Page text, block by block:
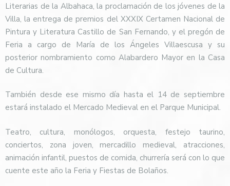
Literarias de la Albahaca, la proclamación de los jóvenes de la
Villa, la entrega de premios del XXXIX Certamen Nacional de
Pintura y Literatura Castillo de San Fernando, y el pregón de
Feria a cargo de María de los Ángeles Villaescusa y su
posterior nombramiento como Alabardero Mayor en la Casa
de Cultura.
También desde ese mismo día hasta el 14 de septiembre
estará instalado el Mercado Medieval en el Parque Municipal.
Teatro, cultura, monólogos, orquesta, festejo taurino,
conciertos, zona joven, mercadillo medieval, atracciones,
animación infantil, puestos de comida, churrería será con lo que
cuente este año la Feria y Fiestas de Bolaños.